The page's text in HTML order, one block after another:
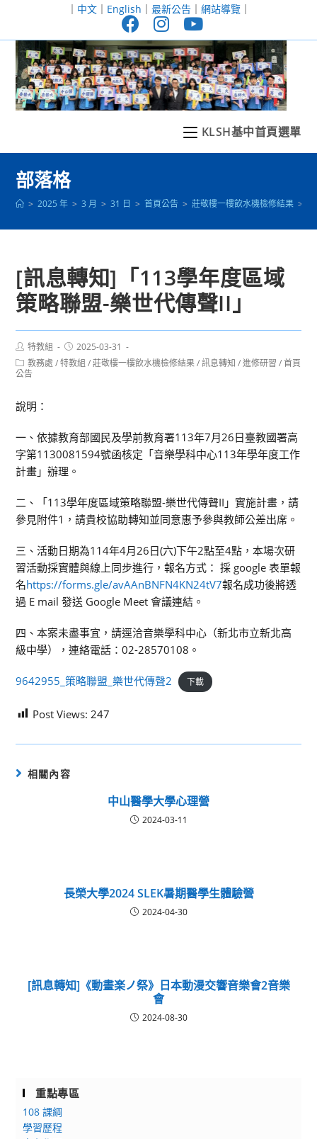
至
｜ 中文｜ English ｜ 最新公告｜ 網站導覽｜
KLSH基中首頁選單
部落格
> 2025 年 > 3 月 > 31 日 > 首頁公告 > 莊敬樓一樓飲水機檢修結果 >
[訊息轉知]「113學年度區域
策略聯盟-樂世代傳聲II」
Post
author:
特教組
Post
published:
2025-03-31
Post
category:
教務處 / 特教組 / 莊敬樓一樓飲水機檢修結果 / 訊息轉知 / 進修研習 / 首頁
公告
說明：
一、依據教育部國民及學前教育署113年7月26日臺教國署高
字第1130081594號函核定「音樂學科中心113年學年度工作
計畫」辦理。
二、「113學年度區域策略聯盟-樂世代傳聲II」實施計畫，請
參見附件1，請貴校協助轉知並同意惠予參與教師公差出席。
三、活動日期為114年4月26日(六)下午2點至4點，本場次研
習活動採實體與線上同步進行，報名方式： 採 google 表單報
名https://forms.gle/avAAnBNFN4KN24tV7報名成功後將透
過 E mail 發送 Google Meet 會議連結。
四、本案未盡事宜，請逕洽音樂學科中心（新北市立新北高
級中學），連絡電話：02-28570108。
9642955_策略聯盟_樂世代傳聲2 下載
Post Views: 247
相關內容
中山醫學大學心理營
2024-03-11
長榮大學2024 SLEK暑期醫學生體驗營
2024-04-30
[訊息轉知]《動畫楽ノ祭》日本動漫交響音樂會2音樂
會
2024-08-30
重點專區
108 課綱
學習歷程